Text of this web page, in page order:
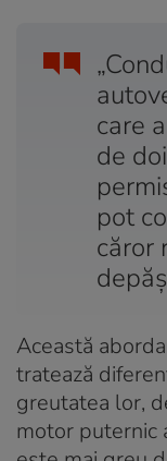
care
de
pot
căror
Această
tratează
greutatea lor,
motor puternic